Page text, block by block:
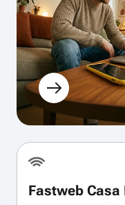
Fastweb Casa